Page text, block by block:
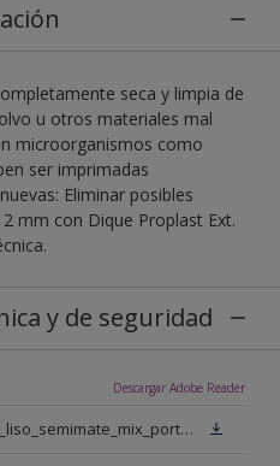
seca y limpia de
u otros materiales mal
microorganismos como
ser imprimadas
Eliminar posibles
mm con Dique Proplast Ext.
y de seguridad
Descargar Adobe Reader
ficha_tecnica_procoflex_liso_semimate_mix_portugues.pdf